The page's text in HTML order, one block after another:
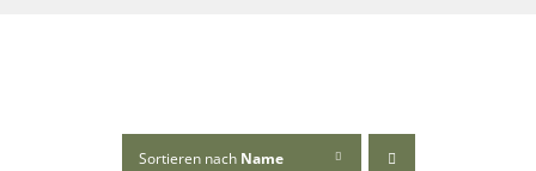
Sortieren nach Name